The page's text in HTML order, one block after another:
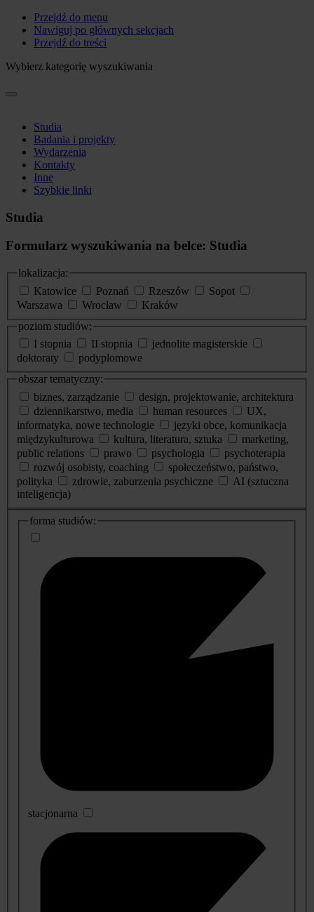
Przejdź do menu
Nawiguj po głównych sekcjach
Przejdź do treści
Wybierz kategorię wyszukiwania
Studia
Badania i projekty
Wydarzenia
Kontakty
Inne
Szybkie linki
Studia
Formularz wyszukiwania na belce: Studia
lokalizacja:
Katowice
Poznań Rzeszów
Sopot
Warszawa
Wrocław
Kraków
poziom studiów:
I stopnia
II stopnia
jednolite magisterskie
doktoraty
podyplomowe
obszar tematyczny:
biznes, zarządzanie
design, projektowanie, architektura
dziennikarstwo, media
human resources
UX,
informatyka, nowe technologie
języki obce, komunikacja
międzykulturowa
kultura, literatura, sztuka
marketing,
public relations
prawo psychologia
psychoterapia
rozwój osobisty, coaching
społeczeństwo, państwo,
polityka
zdrowie, zaburzenia psychiczne
AI (sztuczna
inteligencja)
dodatkowe
informacje
forma studiów:
stacjonarna